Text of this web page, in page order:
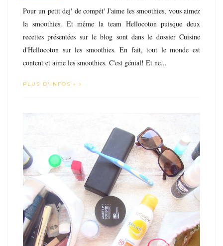
Pour un petit dej' de compét' J'aime les smoothies, vous aimez
la smoothies. Et même la team Hellocoton puisque deux
recettes présentées sur le blog sont dans le dossier Cuisine
d'Hellocoton sur les smoothies. En fait, tout le monde est
content et aime les smoothies. C'est génial! Et ne...
PLUS D'INFOS »